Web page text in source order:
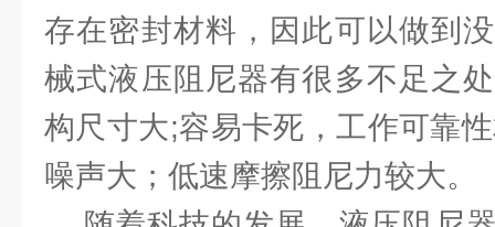
存在密封材料，因此可以做到
械式液压阻尼器有很多不足之
构尺寸大;容易卡死，工作可靠
噪声大；低速摩擦阻尼力较大。